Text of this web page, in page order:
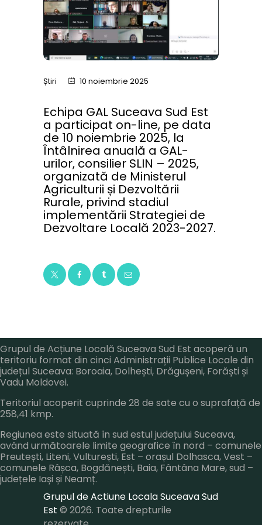
Știri 10 noiembrie 2025
Echipa GAL Suceava Sud Est
a participat on-line, pe data
de 10 noiembrie 2025, la
Întâlnirea anuală a GAL-
urilor, consilier SLIN – 2025,
organizată de Ministerul
Agriculturii și Dezvoltării
Rurale, privind stadiul
implementării Strategiei de
Dezvoltare Locală 2023-2027.
Grupul de Acțiune Locală Suceava Sud Est acoperă un
teritoriu format din cinci Administrații Publice Locale din
județul Suceava: Boroaia, Dolhești, Drăgușeni, Forăști și
Vadu Moldovei.
Teritoriul acoperit cuprinde 28 de sate cu o suprafață de
258,41 kmp.
Regiunea este situată în sud estul județului Suceava,
având următoarele limite geografice în nord – comunele
Preutești, Liteni, Vulturești, Est – orașul Dolhasca, Vest –
comunele Râșca, Bogdănești, Baia, Fântâna Mare, sud –
județele Iași și Neamț.
Grupul de Actiune Locala Suceava Sud
Est © 2026. Toate drepturile